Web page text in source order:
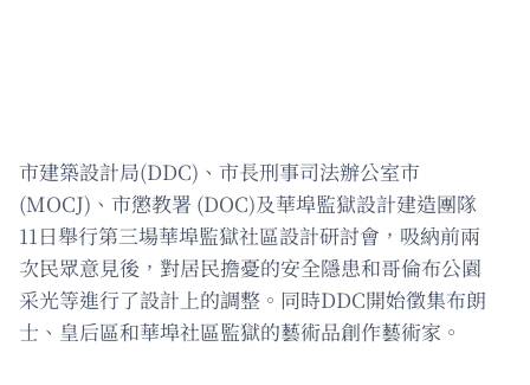
市建築設計局(DDC)、市長刑事司法辦公室市
(MOCJ)、市懲教署 (DOC)及華埠監獄設計建造團隊
11日舉行第三場華埠監獄社區設計研討會，吸納前兩
次民眾意見後，對居民擔憂的安全隱患和哥倫布公園
采光等進行了設計上的調整。同時DDC開始徵集布朗
士、皇后區和華埠社區監獄的藝術品創作藝術家。